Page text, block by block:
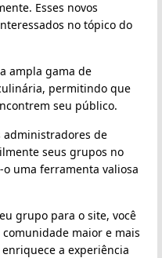
Esses novos
no tópico do
ampla gama de
permitindo que
seu público.
administradores de
seus grupos no
uma ferramenta valiosa
grupo para o site, você
maior e mais
a experiência